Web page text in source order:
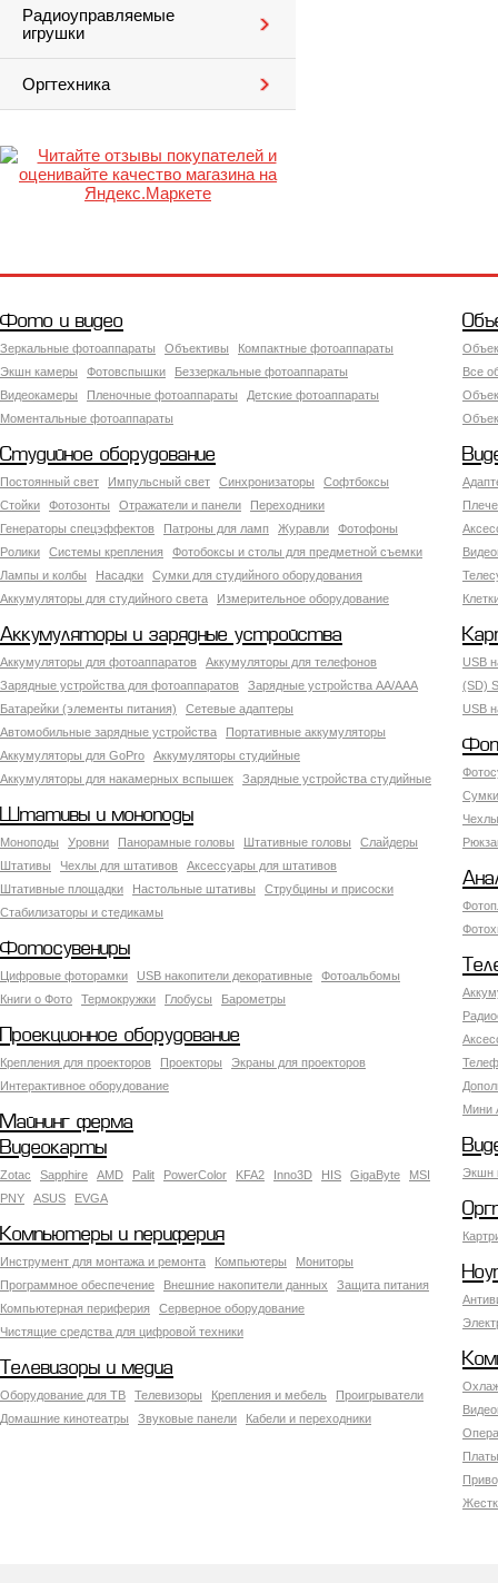
Радиоуправляемые
игрушки
Оргтехника
Фото и видео
Зеркальные фотоаппараты Объективы
Компактные фотоаппараты
Экшн камеры
Фотовспышки
Беззеркальные фотоаппараты
Видеокамеры
Пленочные фотоаппараты
Детские фотоаппараты
Моментальные фотоаппараты
Все
Студийное оборудование
Постоянный свет Импульсный свет Синхронизаторы
Софтбоксы
Стойки
Фотозонты Отражатели и панели
Переходники
Генераторы спецэффектов
Патроны для ламп Журавли
Фотофоны
Ролики
Системы крепления
Фотобоксы и столы для предметной съемки
Лампы и колбы
Насадки
Сумки для студийного оборудования
Аккумуляторы для студийного света
Измерительное оборудование
Аккумуляторы и зарядные устройства
Аккумуляторы для фотоаппаратов
Аккумуляторы для телефонов
Зарядные устройства для фотоаппаратов
Зарядные устройства AA/AAA
Батарейки (элементы питания)
Сетевые адаптеры
Автомобильные зарядные устройства
Портативные аккумуляторы
Аккумуляторы для GoPro
Аккумуляторы студийные
Аккумуляторы для накамерных вспышек
Зарядные устройства студийные
USB
(SD)
USB
Штативы и моноподы
Моноподы Уровни Панорамные головы Штативные головы
Слайдеры
Штативы
Чехлы для штативов
Аксессуары для штативов
Штативные площадки
Настольные штативы
Струбцины и присоски
Стабилизаторы и стедикамы
Фотосувениры
Цифровые фоторамки USB накопители декоративные
Фотоальбомы
Книги о Фото
Термокружки Глобусы Барометры
Мини
Проекционное оборудование
Крепления для проекторов Проекторы
Экраны для проекторов
Интерактивное оборудование
Майнинг ферма
Экшн
Видеокарты
Zotac Sapphire AMD Palit PowerColor KFA2 Inno3D HIS GigaByte
MSI
PNY
ASUS EVGA
Компьютеры и периферия
Инструмент для монтажа и ремонта Компьютеры
Мониторы
Программное обеспечение
Внешние накопители данных
Защита питания
Компьютерная периферия
Серверное оборудование
Чистящие средства для цифровой техники
Телевизоры и медиа
Оборудование для ТВ Телевизоры Крепления и мебель
Проигрыватели
Домашние кинотеатры
Звуковые панели Кабели и переходники